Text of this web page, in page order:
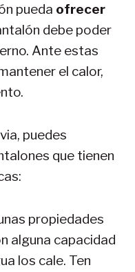
pueda ofrecer
debe poder
Ante estas
el calor,
puedes
que tienen
propiedades
alguna capacidad
los cale. Ten